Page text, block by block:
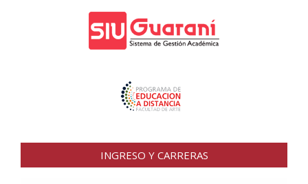
INGRESO Y CARRERAS